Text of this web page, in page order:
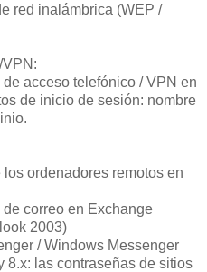
red inalámbrica (WEP /
acceso telefónico / VPN en
de inicio de sesión: nombre
ordenadores remotos en
correo en Exchange
2003)
/ Windows Messenger
8.x: las contraseñas de sitios